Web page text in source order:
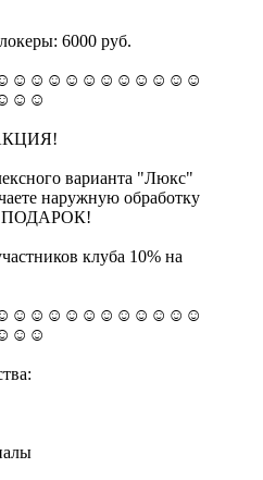
6000 руб.
варианта "Люкс"
наружную обработку
ПОДАРОК!
клуба 10% на